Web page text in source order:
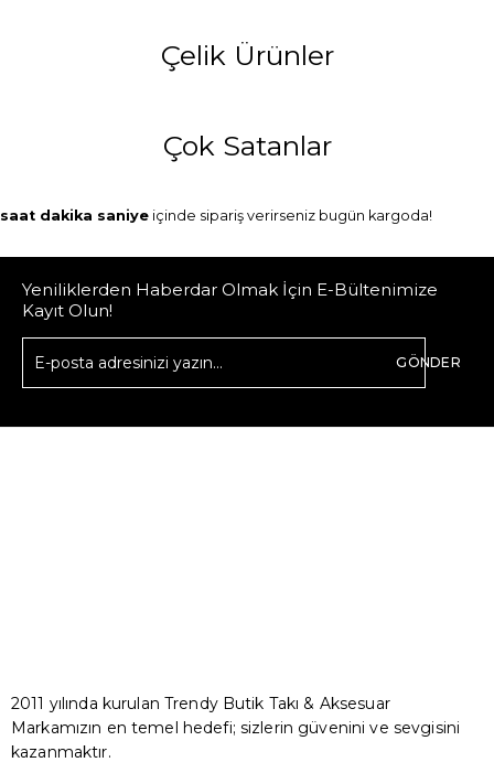
Çelik Ürünler
Çok Satanlar
saat dakika saniye içinde sipariş verirseniz bugün kargoda!
Yeniliklerden Haberdar Olmak İçin E-Bültenimize
Kayıt Olun!
GÖNDER
2011 yılında kurulan Trendy Butik Takı & Aksesuar
Markamızın en temel hedefi; sizlerin güvenini ve sevgisini
kazanmaktır.